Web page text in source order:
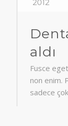
2012
aldı
Fusce
non enim.
sadece